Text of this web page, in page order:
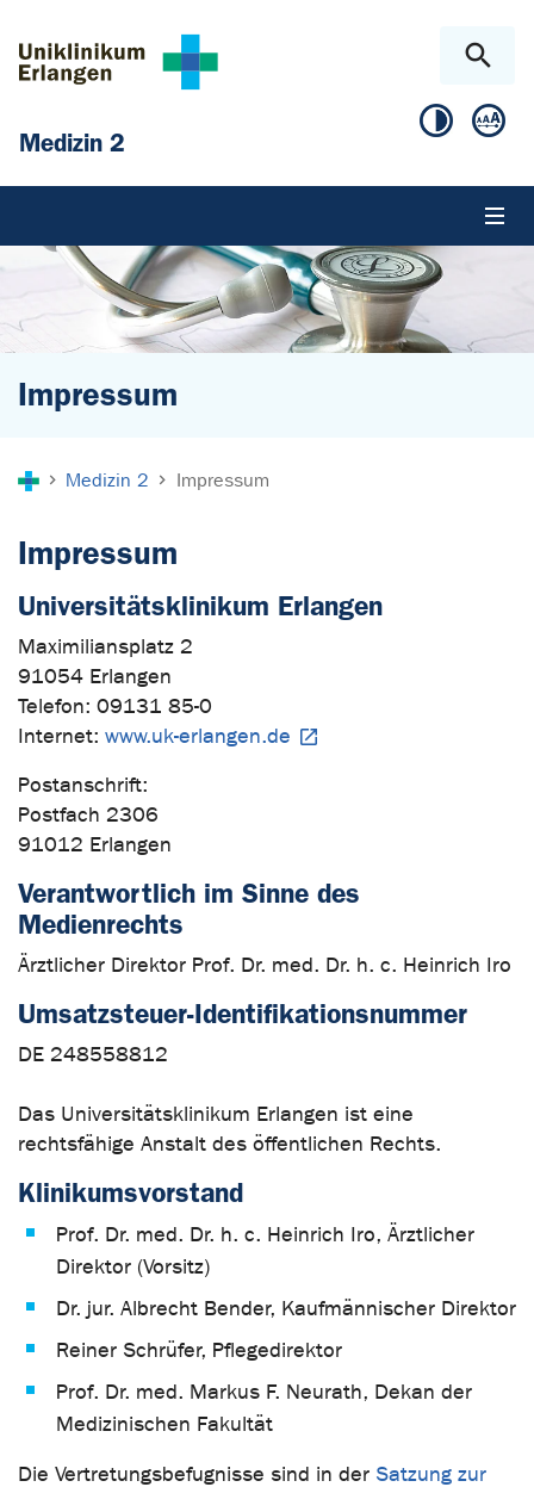
Medizin 2
Impressum
Medizin 2 Impressum
Impressum
Universitätsklinikum Erlangen
Maximiliansplatz 2
91054 Erlangen
Telefon: 09131 85-0
Internet: www.uk-erlangen.de
Postanschrift:
Postfach 2306
91012 Erlangen
Verantwortlich im Sinne des
Medienrechts
Ärztlicher Direktor Prof. Dr. med. Dr. h. c. Heinrich Iro
Umsatzsteuer-Identifikationsnummer
DE 248558812
Das Universitätsklinikum Erlangen ist eine
rechtsfähige Anstalt des öffentlichen Rechts.
Klinikumsvorstand
Prof. Dr. med. Dr. h. c. Heinrich Iro, Ärztlicher
Direktor (Vorsitz)
Dr. jur. Albrecht Bender, Kaufmännischer Direktor
Reiner Schrüfer, Pflegedirektor
Prof. Dr. med. Markus F. Neurath, Dekan der
Medizinischen Fakultät
Die Vertretungsbefugnisse sind in der Satzung zur